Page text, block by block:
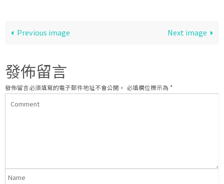
Previous image Next image
發佈留言
發佈留言必須填寫的電子郵件地址不會公開。 必填欄位標示為 *